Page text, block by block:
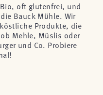
oft glutenfrei, und
Bauck Mühle. Wir
Produkte, die
Mehle, Müslis oder
und Co. Probiere